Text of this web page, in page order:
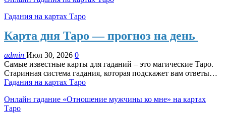
Гадания на картах Таро
Карта дня Таро — прогноз на день
admin Июл 30, 2026 0
Самые известные карты для гаданий – это магические Таро.
Старинная система гадания, которая подскажет вам ответы…
Гадания на картах Таро
Онлайн гадание «Отношение мужчины ко мне» на картах
Таро